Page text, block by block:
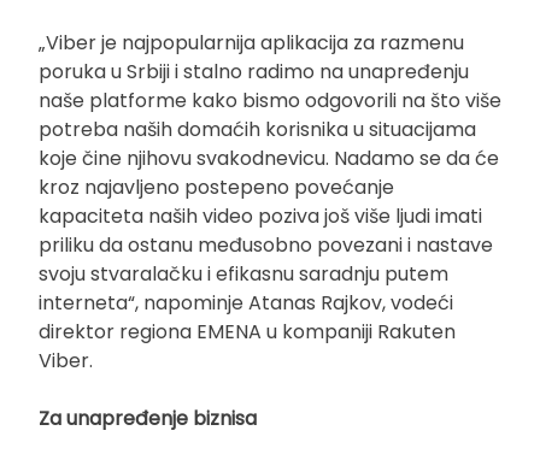
„Viber je najpopularnija aplikacija za razmenu
poruka u Srbiji i stalno radimo na unapređenju
naše platforme kako bismo odgovorili na što više
potreba naših domaćih korisnika u situacijama
koje čine njihovu svakodnevicu. Nadamo se da će
kroz najavljeno postepeno povećanje
kapaciteta naših video poziva još više ljudi imati
priliku da ostanu međusobno povezani i nastave
svoju stvaralačku i efikasnu saradnju putem
interneta“, napominje Atanas Rajkov, vodeći
direktor regiona EMENA u kompaniji Rakuten
Viber.
Za unapređenje biznisa